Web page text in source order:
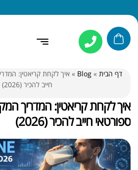
דף הבית »
Blog
» איך לקחת קריאטין:
חייב להכיר (2026)
איך לקחת קריאטין: המדריך
ספורטאי חייב להכיר (2026)